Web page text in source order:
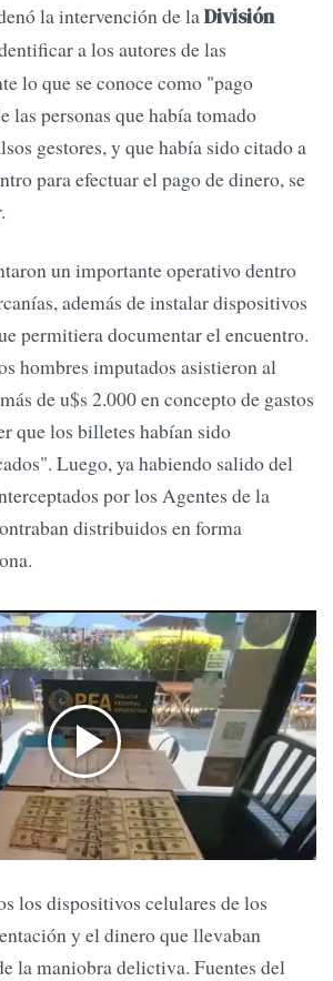
la intervención de laDivisión
a los autores de las
lo que se conoce como "pago
las personas que había tomado
gestores, y que había sido citado a
para efectuar el pago de dinero, se
un importante operativo dentro
además de instalar dispositivos
permitiera documentar el encuentro.
hombres imputados asistieron al
de u$s 2.000 en concepto de gastos
que los billetes habían sido
Luego, ya habiendo salido del
por los Agentes de la
distribuidos en forma
los dispositivos celulares de los
y el dinero que llevaban
la maniobra delictiva. Fuentes del